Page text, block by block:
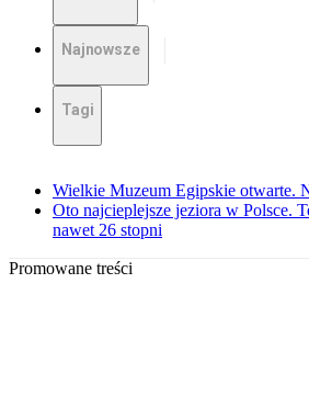
Najnowsze
Tagi
Wielkie Muzeum Egipskie otwarte.
Oto najcieplejsze jeziora w Polsce.
nawet 26 stopni
Promowane treści